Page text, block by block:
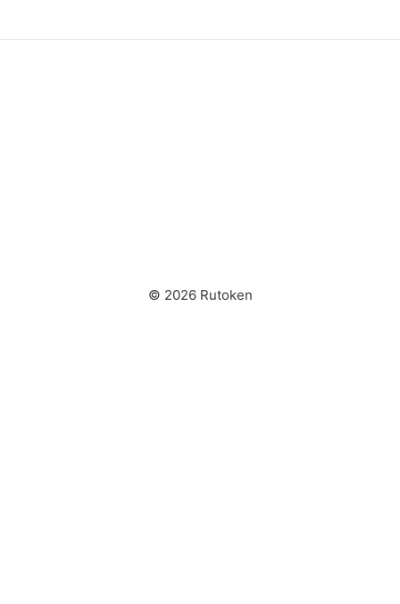
© 2026 Rutoken